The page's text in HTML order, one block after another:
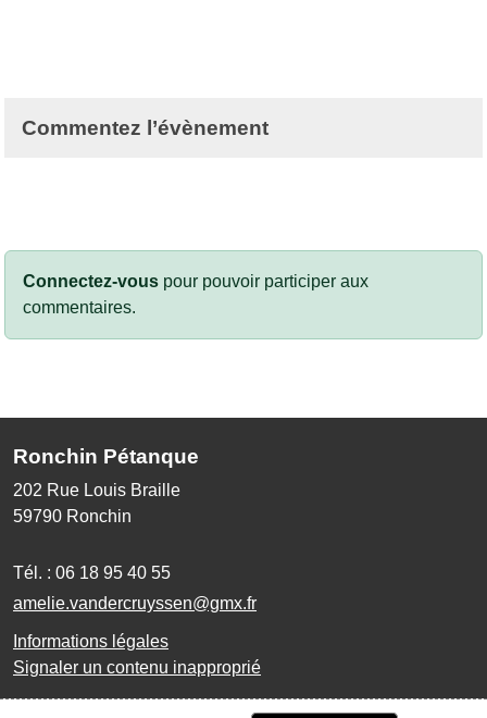
Commentez l’évènement
Connectez-vous pour pouvoir participer aux
commentaires.
Ronchin Pétanque
202 Rue Louis Braille
59790 Ronchin
Tél. : 06 18 95 40 55
amelie.vandercruyssen@gmx.fr
Informations légales
Signaler un contenu inapproprié